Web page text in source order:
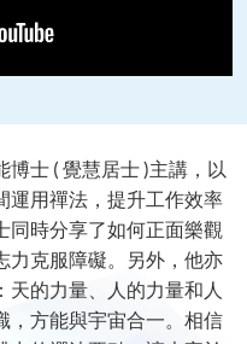
博士 ( 覺慧居士 )主講，以
運用禪法，提升工作效率
同時分享了如何正面樂觀
力克服障礙。另外，他亦
的力量、人的力量和人
，方能與宇宙合一。相信